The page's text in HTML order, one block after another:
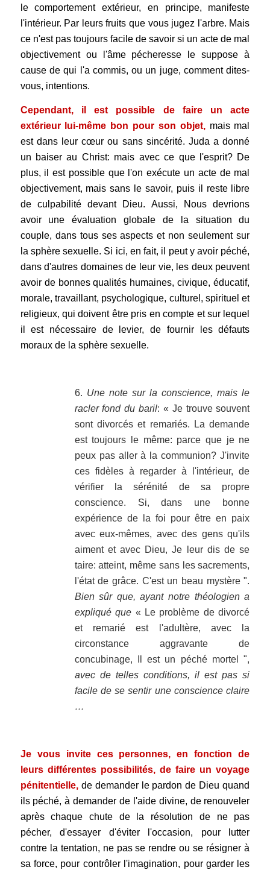
le comportement extérieur, en principe, manifeste
l'intérieur. Par leurs fruits que vous jugez l'arbre. Mais
ce n'est pas toujours facile de savoir si un acte de mal
objectivement ou l'âme pécheresse le suppose à
cause de qui l'a commis, ou un juge, comment dites-
vous, intentions.
Cependant, il est possible de faire un acte
extérieur lui-même bon pour son objet, mais mal
est dans leur cœur ou sans sincérité. Juda a donné
un baiser au Christ: mais avec ce que l'esprit? De
plus, il est possible que l'on exécute un acte de mal
objectivement, mais sans le savoir, puis il reste libre
de culpabilité devant Dieu. Aussi, Nous devrions
avoir une évaluation globale de la situation du
couple, dans tous ses aspects et non seulement sur
la sphère sexuelle. Si ici, en fait, il peut y avoir péché,
dans d'autres domaines de leur vie, les deux peuvent
avoir de bonnes qualités humaines, civique, éducatif,
morale, travaillant, psychologique, culturel, spirituel et
religieux, qui doivent être pris en compte et sur lequel
il est nécessaire de levier, de fournir les défauts
moraux de la sphère sexuelle.
6. Une note sur la conscience, mais le
racler fond du baril: « Je trouve souvent
sont divorcés et remariés. La demande
est toujours le même: parce que je ne
peux pas aller à la communion? J'invite
ces fidèles à regarder à l'intérieur, de
vérifier la sérénité de sa propre
conscience. Si, dans une bonne
expérience de la foi pour être en paix
avec eux-mêmes, avec des gens qu'ils
aiment et avec Dieu, Je leur dis de se
taire: atteint, même sans les sacrements,
l'état de grâce. C'est un beau mystère ".
Bien sûr que, ayant notre théologien a
expliqué que « Le problème de divorcé
et remarié est l'adultère, avec la
circonstance aggravante de
concubinage, Il est un péché mortel ",
avec de telles conditions, il est pas si
facile de se sentir une conscience claire
…
Je vous invite ces personnes, en fonction de
leurs différentes possibilités, de faire un voyage
pénitentielle,de demander le pardon de Dieu quand
ils péché, à demander de l'aide divine, de renouveler
après chaque chute de la résolution de ne pas
pécher, d'essayer d'éviter l'occasion, pour lutter
contre la tentation, ne pas se rendre ou se résigner à
sa force, pour contrôler l'imagination, pour garder les